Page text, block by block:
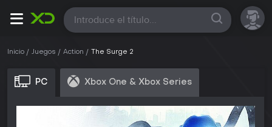
Todas
Inicio Juegos Action The Surge 2
PC Xbox One & Xbox Series